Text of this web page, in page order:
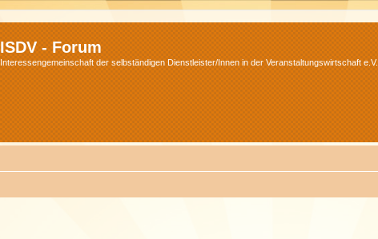
ISDV - Forum
Interessengemeinschaft der selbständigen Dienstleister/Innen in der Veranstaltungswirtschaft e.V.